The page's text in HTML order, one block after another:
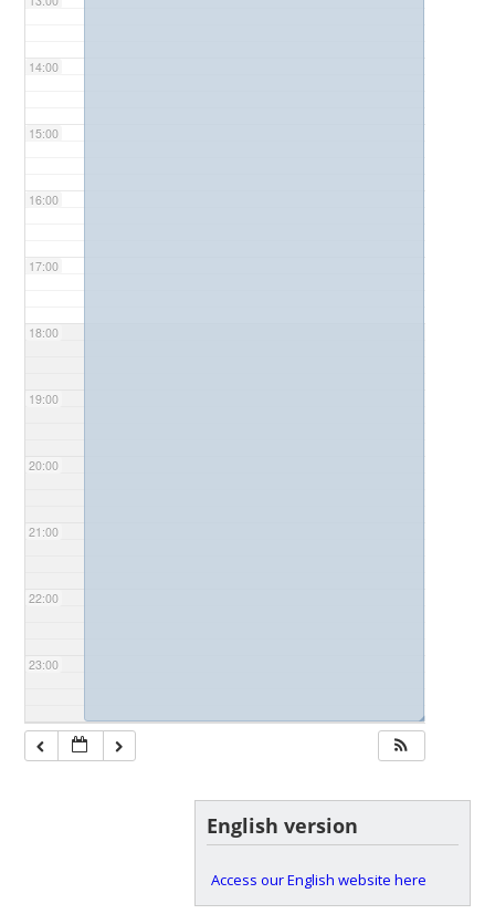
14:00
15:00
16:00
17:00
18:00
19:00
20:00
21:00
22:00
23:00
◢
English version
Access our English website here